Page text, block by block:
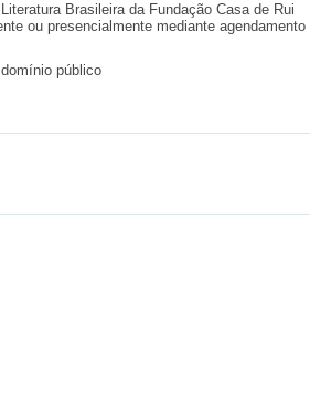
Brasileira da Fundação Casa de Rui
ou presencialmente mediante agendamento
público